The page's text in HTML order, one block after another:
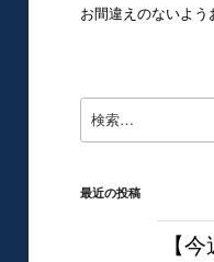
お間違えのないよう
索:
最近の投稿
【